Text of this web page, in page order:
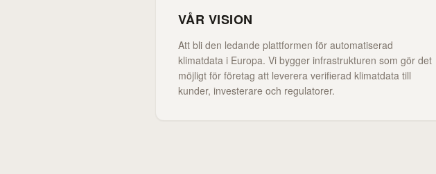
VÅR VISION
Att bli den ledande plattformen för automatiserad
klimatdata i Europa. Vi bygger infrastrukturen som gör det
möjligt för företag att leverera verifierad klimatdata till
kunder, investerare och regulatorer.